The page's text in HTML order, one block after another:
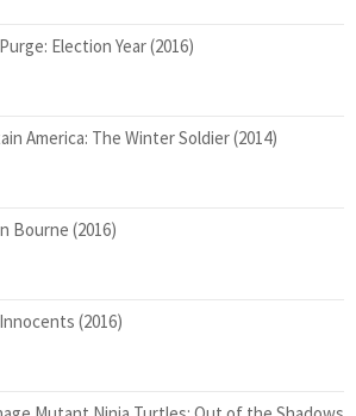
Election Year (2016)
America: The Winter Soldier (2014)
Bourne (2016)
(2016)